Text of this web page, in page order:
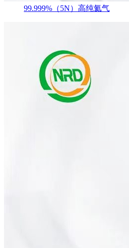
99.999%（5N）高纯氦气